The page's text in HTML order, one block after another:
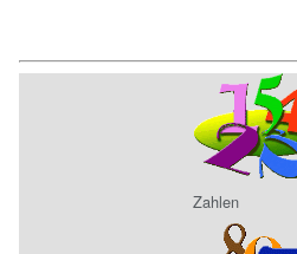
Zahlen